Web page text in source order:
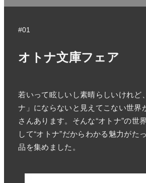
#01
オトナ文庫フェア
若いって眩しいし素晴らしいけれど
ナ」にならないと見えてこない世界
さんあります。そんな“オトナ”の世
して“オトナ”だからわかる魅力がた
品を集めました。